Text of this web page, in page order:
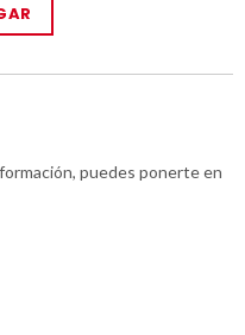
puedes ponerte en